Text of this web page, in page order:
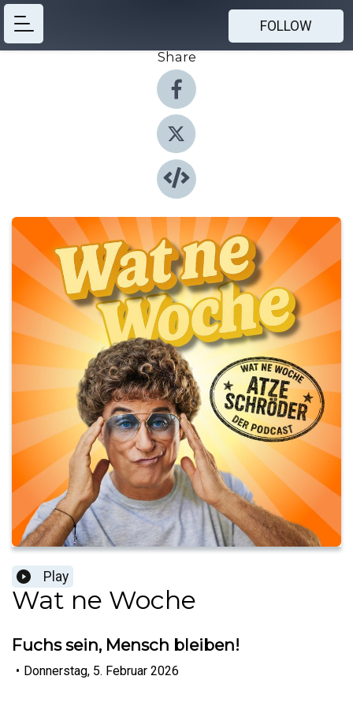
FOLLOW
Share
Play
Wat ne Woche
Fuchs sein, Mensch bleiben!
• Donnerstag, 5. Februar 2026